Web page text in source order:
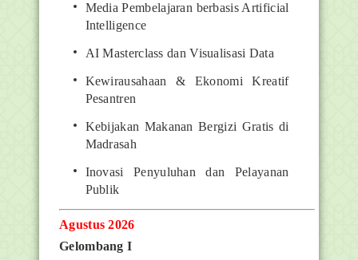
Media Pembelajaran berbasis Artificial
Intelligence
AI Masterclass dan Visualisasi Data
Kewirausahaan & Ekonomi Kreatif
Pesantren
Kebijakan Makanan Bergizi Gratis di
Madrasah
Inovasi Penyuluhan dan Pelayanan
Publik
Agustus 2026
Gelombang I